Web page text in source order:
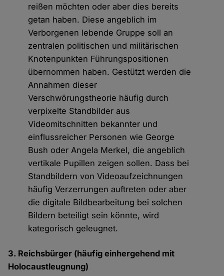
reißen möchten oder aber dies bereits
getan haben. Diese angeblich im
Verborgenen lebende Gruppe soll an
zentralen politischen und militärischen
Knotenpunkten Führungspositionen
übernommen haben. Gestützt werden die
Annahmen dieser
Verschwörungstheorie häufig durch
verpixelte Standbilder aus
Videomitschnitten bekannter und
einflussreicher Personen wie George
Bush oder Angela Merkel, die angeblich
vertikale Pupillen zeigen sollen. Dass bei
Standbildern von Videoaufzeichnungen
häufig Verzerrungen auftreten oder aber
die digitale Bildbearbeitung bei solchen
Bildern beteiligt sein könnte, wird
kategorisch geleugnet.
3. Reichsbürger (häufig einhergehend mit
Holocaustleugnung)